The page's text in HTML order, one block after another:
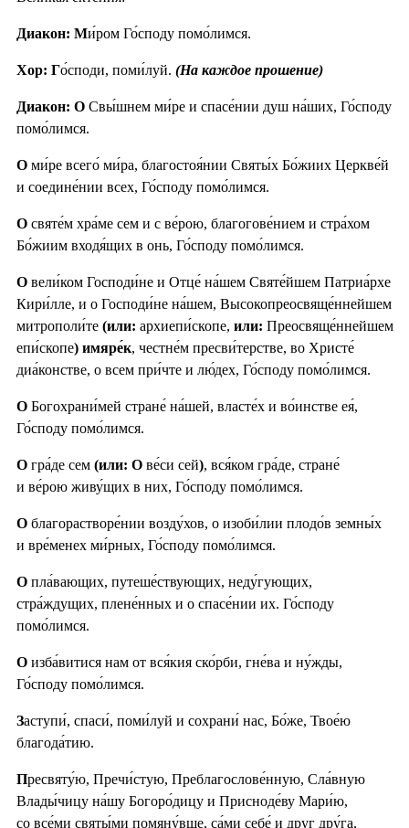
Диакон: Ми́ром Го́споду помо́лимся.
Хор: Го́споди, поми́луй. (На каждое прошение)
Диакон: О Свы́шнем ми́ре и спасе́нии душ на́ших, Го́споду
помо́лимся.
О ми́ре всего́ ми́ра, благостоя́нии Святы́х Бо́жиих Церкве́й
и соедине́нии всех, Го́споду помо́лимся.
О святе́м хра́ме сем и с ве́рою, благогове́нием и стра́хом
Бо́жиим входя́щих в онь, Го́споду помо́лимся.
О вели́ком Господи́не и Отце́ на́шем Святе́йшем Патриа́рхе
Кири́лле, и о Господи́не на́шем, Высокопреосвяще́ннейшем
митрополи́те (или: архиепи́скопе, или: Преосвяще́ннейшем
епи́скопе) имяре́к, честне́м пресви́терстве, во Христе́
диа́констве, о всем при́чте и лю́дех, Го́споду помо́лимся.
О Богохрани́мей стране́ на́шей, власте́х и во́инстве ея́,
Го́споду помо́лимся.
О гра́де сем (или: О ве́си сей), вся́ком гра́де, стране́
и ве́рою живу́щих в них, Го́споду помо́лимся.
О благорастворе́нии возду́хов, о изоби́лии плодо́в земны́х
и вре́менех ми́рных, Го́споду помо́лимся.
О пла́вающих, путеше́ствующих, неду́гующих,
стра́ждущих, плене́нных и о спасе́нии их. Го́споду
помо́лимся.
О изба́витися нам от вся́кия ско́рби, гне́ва и ну́жды,
Го́споду помо́лимся.
Заступи́, спаси́, поми́луй и сохрани́ нас, Бо́же, Твое́ю
благода́тию.
Пресвяту́ю, Пречи́стую, Преблагослове́нную, Сла́вную
Влады́чицу на́шу Богоро́дицу и Присноде́ву Мари́ю,
со все́ми святы́ми помяну́вше, са́ми себе́ и друг дру́га,